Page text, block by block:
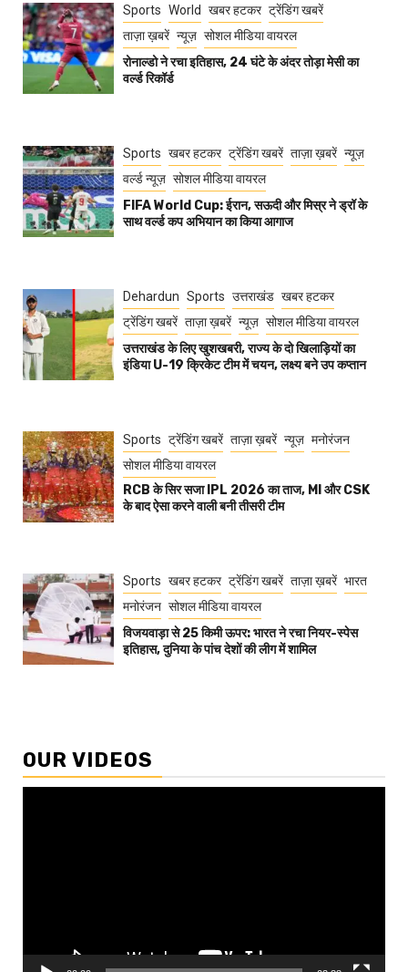
Sports World खबर हटकर ट्रेंडिंग खबरें
ताज़ा ख़बरें न्यूज़ सोशल मीडिया वायरल
रोनाल्डो ने रचा इतिहास, 24 घंटे के अंदर तोड़ा मेसी का
वर्ल्ड रिकॉर्ड
Sports खबर हटकर ट्रेंडिंग खबरें ताज़ा ख़बरें न्यूज़
वर्ल्ड न्यूज़ सोशल मीडिया वायरल
FIFA World Cup: ईरान, सऊदी और मिस्र ने ड्रॉ के
साथ वर्ल्ड कप अभियान का किया आगाज
Dehardun Sports उत्तराखंड खबर हटकर
ट्रेंडिंग खबरें ताज़ा ख़बरें न्यूज़ सोशल मीडिया वायरल
उत्तराखंड के लिए खुशखबरी, राज्य के दो खिलाड़ियों का
इंडिया U-19 क्रिकेट टीम में चयन, लक्ष्य बने उप कप्तान
Sports ट्रेंडिंग खबरें ताज़ा ख़बरें न्यूज़ मनोरंजन
सोशल मीडिया वायरल
RCB के सिर सजा IPL 2026 का ताज, MI और CSK
के बाद ऐसा करने वाली बनी तीसरी टीम
Sports खबर हटकर ट्रेंडिंग खबरें ताज़ा ख़बरें भारत
मनोरंजन सोशल मीडिया वायरल
विजयवाड़ा से 25 किमी ऊपर: भारत ने रचा नियर-स्पेस
इतिहास, दुनिया के पांच देशों की लीग में शामिल
OUR VIDEOS